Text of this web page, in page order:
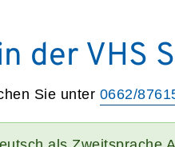
der VHS
Sie unter 0662/